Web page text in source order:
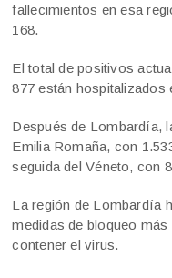
fallecimientos en esa
168.
El total de positivos
877 están hospitalizados
Después de Lombardía,
Emilia Romaña, con
seguida del Véneto, con
La región de Lombardía
medidas de bloqueo
contener el virus.